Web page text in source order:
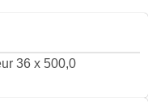
36 x 500,0